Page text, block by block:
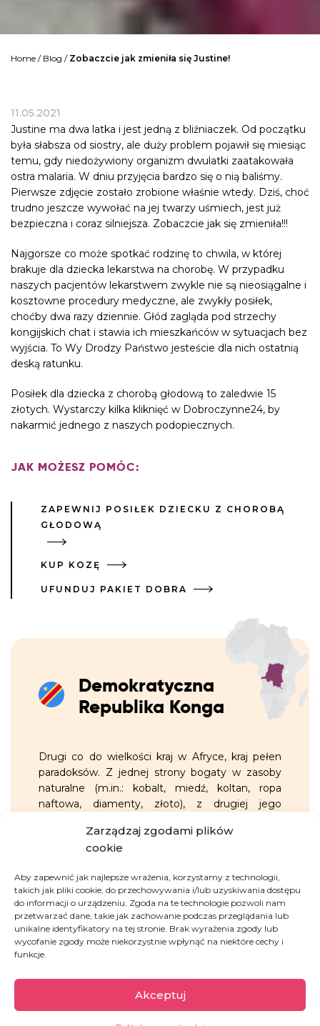
Zarządzaj zgodami plików
cookie
Aby zapewnić jak najlepsze wrażenia, korzystamy z technologii,
takich jak pliki cookie, do przechowywania i/lub uzyskiwania dostępu
do informacji o urządzeniu. Zgoda na te technologie pozwoli nam
przetwarzać dane, takie jak zachowanie podczas przeglądania lub
unikalne identyfikatory na tej stronie. Brak wyrażenia zgody lub
wycofanie zgody może niekorzystnie wpłynąć na niektóre cechy i
funkcje.
Akceptuj
Home / Blog / Zobaczcie jak zmieniła się Justine!
Demokratyczna
Republika Konga
Drugi co do wielkości kraj w Afryce, kraj pełen
paradoksów. Z jednej strony bogaty w zasoby
naturalne (m.in.: kobalt, miedź, koltan, ropa
naftowa, diamenty, złoto), z drugiej jego
świecie. Od dziesięcioleci Kongo (DRC)
pogrążone jest w przedłużających się
jednego z największych kryzysów
humanitarnych na świecie.
GARŚĆ INFORMACJI:
26,4 mln ludzi – 27% całej populacji
Demokratycznej Republiki Konga
cierpi głód
11.05.2021
Justine ma dwa latka i jest jedną z bliźniaczek. Od początku
była słabsza od siostry, ale duży problem pojawił się miesiąc
temu, gdy niedożywiony organizm dwulatki zaatakowała
ostra malaria. W dniu przyjęcia bardzo się o nią baliśmy.
Pierwsze zdjęcie zostało zrobione właśnie wtedy. Dziś, choć
trudno jeszcze wywołać na jej twarzy uśmiech, jest już
bezpieczna i coraz silniejsza. Zobaczcie jak się zmieniła!!!
Najgorsze co może spotkać rodzinę to chwila, w której
brakuje dla dziecka lekarstwa na chorobę. W przypadku
naszych pacjentów lekarstwem zwykle nie są nieosiągalne i
kosztowne procedury medyczne, ale zwykły posiłek,
choćby dwa razy dziennie. Głód zagląda pod strzechy
kongijskich chat i stawia ich mieszkańców w sytuacjach bez
wyjścia. To Wy Drodzy Państwo jesteście dla nich ostatnią
deską ratunku.
Posiłek dla dziecka z chorobą głodową to zaledwie 15
złotych. Wystarczy kilka kliknięć w Dobroczynne24, by
nakarmić jednego z naszych podopiecznych.
JAK MOŻESZ POMÓC:
ZAPEWNIJ POSIŁEK DZIECKU Z CHOROBĄ
GŁODOWĄ
KUP KOZĘ
UFUNDUJ PAKIET DOBRA